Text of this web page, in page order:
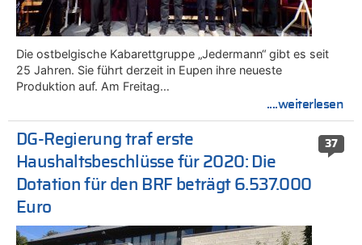
Die ostbelgische Kabarettgruppe „Jedermann“ gibt es seit
25 Jahren. Sie führt derzeit in Eupen ihre neueste
Produktion auf. Am Freitag…
....weiterlesen
37
DG-Regierung traf erste
Haushaltsbeschlüsse für 2020: Die
Dotation für den BRF beträgt 6.537.000
Euro